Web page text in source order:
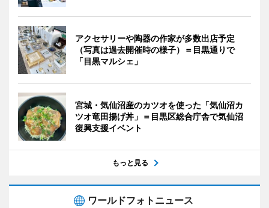
アクセサリーや陶器の作家が多数出店予定
（写真は過去開催時の様子）＝目黒通りで
「目黒マルシェ」
宮城・気仙沼産のカツオを使った「気仙沼カ
ツオ竜田揚げ丼」＝目黒区総合庁舎で気仙沼
復興支援イベント
もっと見る
ワールドフォトニュース